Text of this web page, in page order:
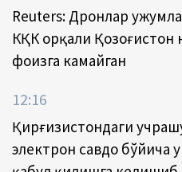
Reuters: Дронлар
КҚК орқали Қозоғистон
фоизга камайган
12:16
Қирғизистондаги
электрон савдо бўйича